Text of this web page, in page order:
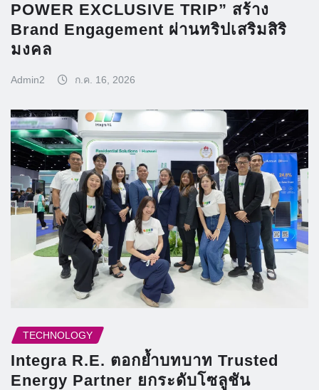
POWER EXCLUSIVE TRIP” สร้าง
Brand Engagement ผ่านทริปเสริมสิริ
มงคล
Admin2 ก.ค. 16, 2026
TECHNOLOGY
Integra R.E. ตอกย้ำบทบาท Trusted
Energy Partner ยกระดับโซลูชัน